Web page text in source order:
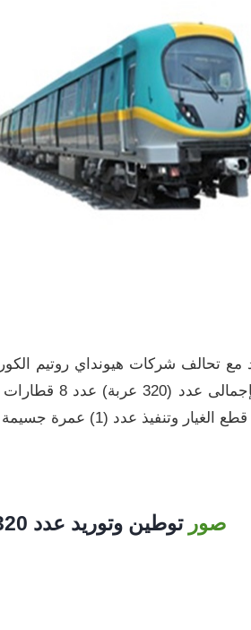
توقيع العقد مع تحالف شركات هيونداي
صور توطين وتوريد عدد 320 عربة للخطين الثاني و الثالث